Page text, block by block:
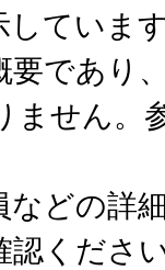
していま
要であり
ません。
などの詳
認くださ